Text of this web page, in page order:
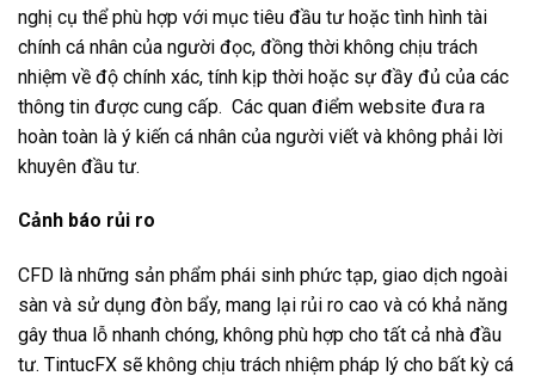
nghị cụ thể phù hợp với mục tiêu đầu tư hoặc tình hình tài
chính cá nhân của người đọc, đồng thời không chịu trách
nhiệm về độ chính xác, tính kịp thời hoặc sự đầy đủ của các
thông tin được cung cấp. Các quan điểm website đưa ra
hoàn toàn là ý kiến cá nhân của người viết và không phải lời
khuyên đầu tư.
Cảnh báo rủi ro
CFD là những sản phẩm phái sinh phức tạp, giao dịch ngoài
sàn và sử dụng đòn bẩy, mang lại rủi ro cao và có khả năng
gây thua lỗ nhanh chóng, không phù hợp cho tất cả nhà đầu
tư. TintucFX sẽ không chịu trách nhiệm pháp lý cho bất kỳ cá